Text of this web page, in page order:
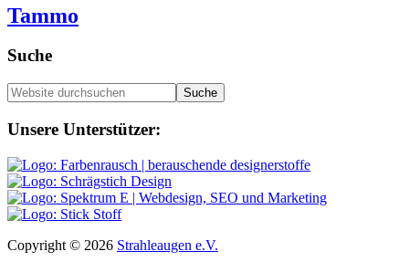
Tammo
Seitenspalte
Suche
Website
durchsuchen
Footer
Unsere Unterstützer:
Copyright © 2026 Strahleaugen e.V.